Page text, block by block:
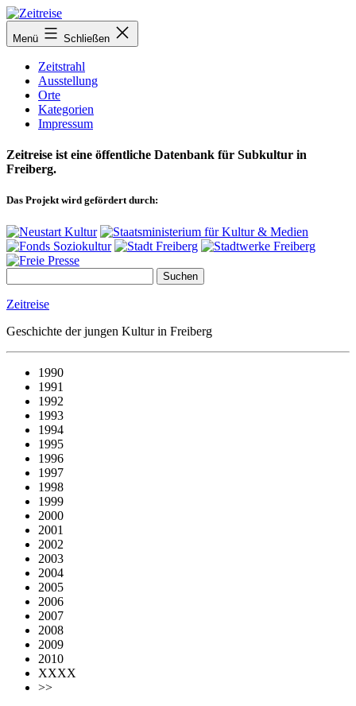
Zum
Inhalt
springen
Menü Schließen
Zeitstrahl
Ausstellung
Orte
Kategorien
Impressum
Zeitreise ist eine öffentliche Datenbank für Subkultur in
Freiberg.
Das Projekt wird gefördert durch:
Zeitreise
Geschichte der jungen Kultur in Freiberg
1990
1991
1992
1993
1994
1995
1996
1997
1998
1999
2000
2001
2002
2003
2004
2005
2006
2007
2008
2009
2010
XXXX
>>